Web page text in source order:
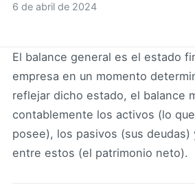
6 de abril de 2024
El balance general es el estado
empresa en un momento
reflejar dicho estado, el balance
contablemente los activos (lo
posee), los pasivos (sus deudas)
entre estos (el patrimonio neto).